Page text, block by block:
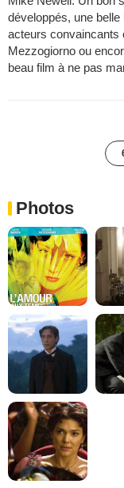
développés, une
acteurs convaincants
Mezzogiorno ou
beau film à ne pas
Photos